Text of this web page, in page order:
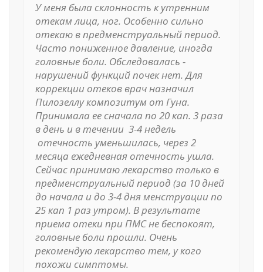
У меня была склонность к утренним
отекам лица, ног. Особенно сильно
отекаю в предменструальный период.
Часто пониженное давление, иногда
головные боли. Обследовалась -
нарушений функций почек нет. Для
коррекции отеков врач назначил
Пилозеллу композитум от Гуна.
Принимала ее сначала по 20 кап. 3 раза
в день и в течении 3-4 недель
отечность уменьшилась, через 2
месяца ежедневная отечность ушла.
Сейчас принимаю лекарство только в
предменструальный период (за 10 дней
до начала и до 3-4 дня менструации по
25 кап 1 раз утром). В результате
приема отеки при ПМС не беспокоят,
головные боли прошли. Очень
рекомендую лекарство тем, у кого
похожи симптомы.